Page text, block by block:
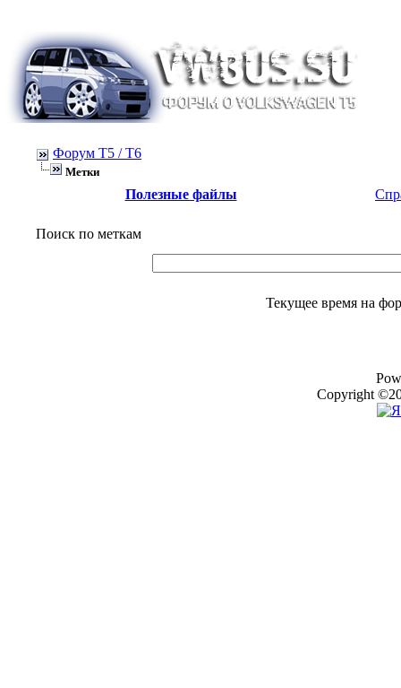
Форум Т5 / T6
Метки
Полезные файлы
Поиск по меткам
Текущее время на
Copyright